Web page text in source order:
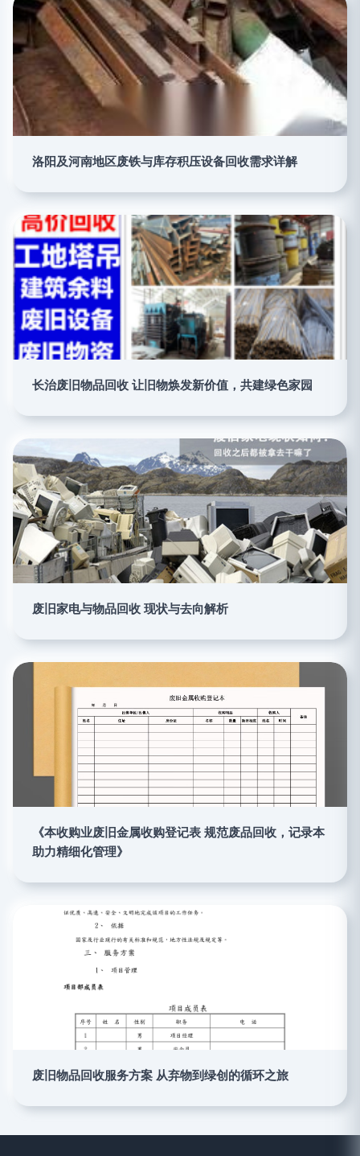
洛阳及河南地区废铁与库存积压设备回收需求详解
长治废旧物品回收 让旧物焕发新价值，共建绿色家园
废旧家电与物品回收 现状与去向解析
《本收购业废旧金属收购登记表 规范废品回收，记录本
助力精细化管理》
废旧物品回收服务方案 从弃物到绿创的循环之旅